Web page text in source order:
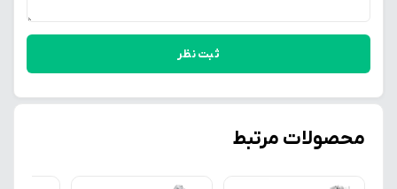
ثبت نظر
محصولات مرتبط